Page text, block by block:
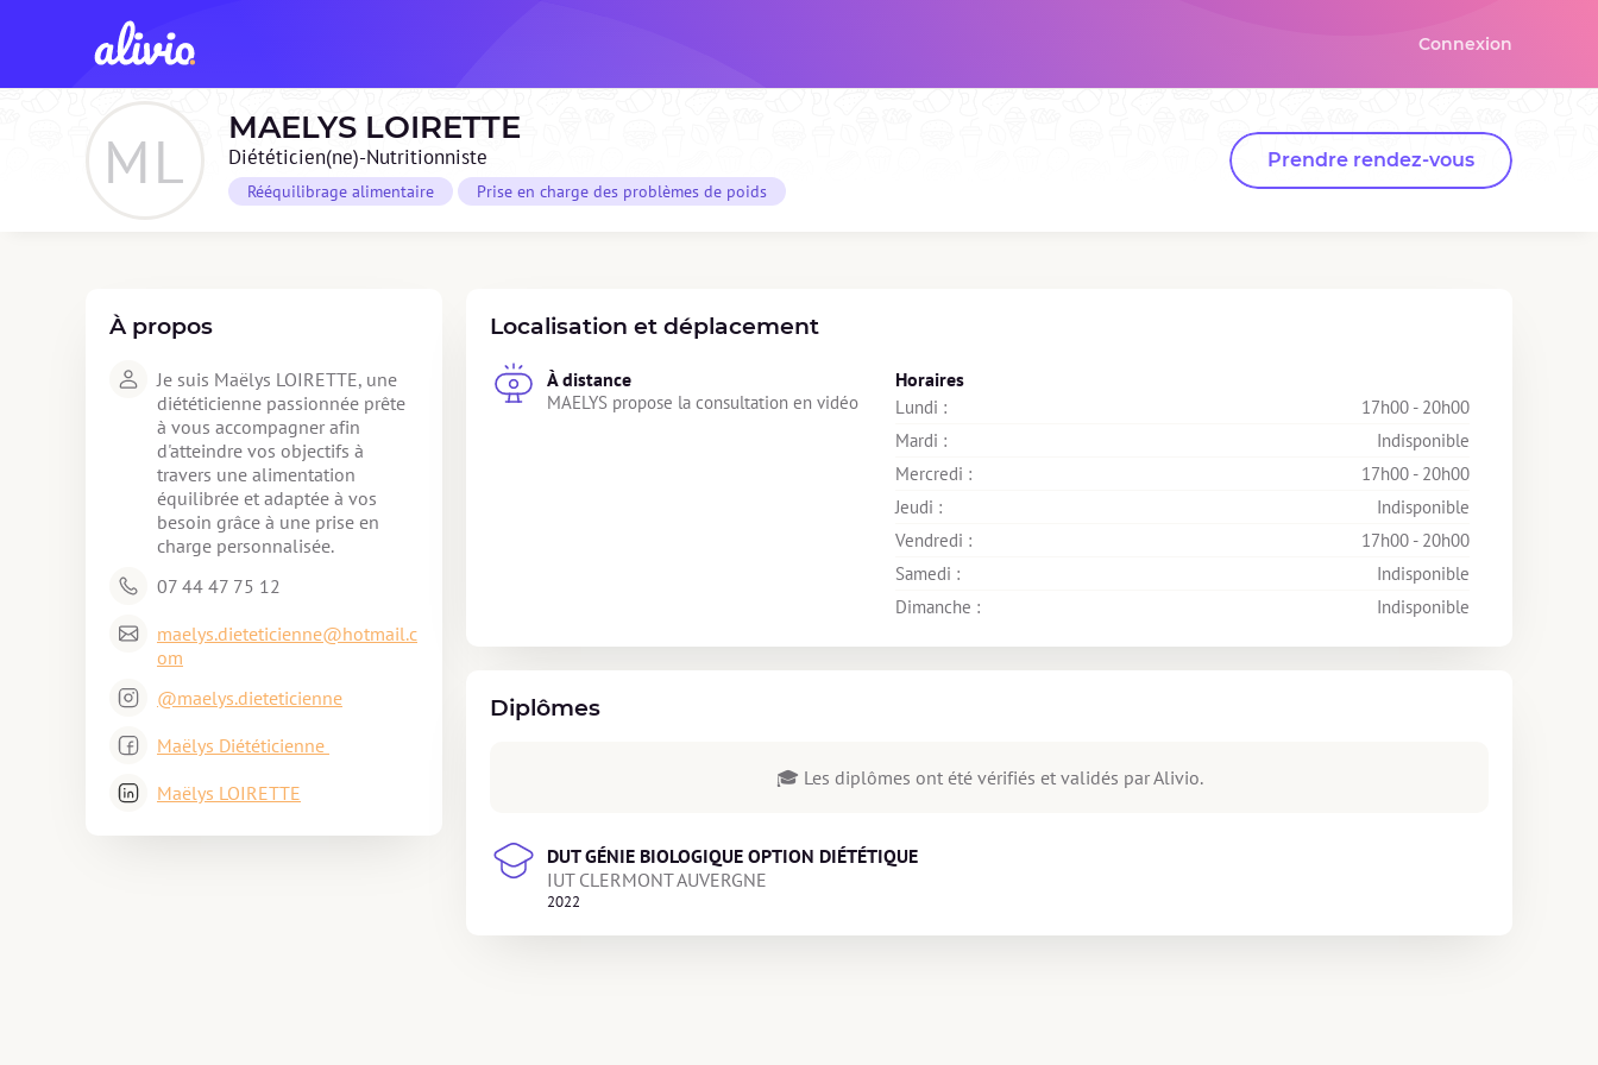
Connexion
ML MAELYS LOIRETTE
Diététicien(ne)-Nutritionniste
Rééquilibrage alimentaire Prise en charge des problèmes de poids
Prendre rendez-vous
À propos
Je suis Maëlys LOIRETTE, une
diététicienne passionnée prête
à vous accompagner afin
d'atteindre vos objectifs à
travers une alimentation
équilibrée et adaptée à vos
besoin grâce à une prise en
charge personnalisée.
07 44 47 75 12
maelys.dieteticienne@hotmail.c
om
@maelys.dieteticienne
Maëlys Diététicienne
Maëlys LOIRETTE
Localisation et déplacement
À distance
MAELYS propose la consultation en vidéo
Horaires
Lundi :
17h00 - 20h00
Mardi :
Indisponible
Mercredi :
17h00 - 20h00
Jeudi :
Indisponible
Vendredi :
17h00 - 20h00
Samedi :
Indisponible
Dimanche :
Indisponible
Diplômes
🎓 Les diplômes ont été vérifiés et validés par Alivio.
DUT GÉNIE BIOLOGIQUE OPTION DIÉTÉTIQUE
IUT CLERMONT AUVERGNE
2022